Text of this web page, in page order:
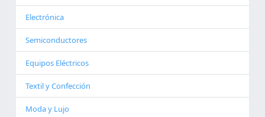
Electrónica
Semiconductores
Equipos Eléctricos
Textil y Confección
Moda y Lujo